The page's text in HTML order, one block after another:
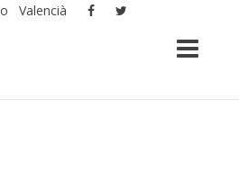
Valencià